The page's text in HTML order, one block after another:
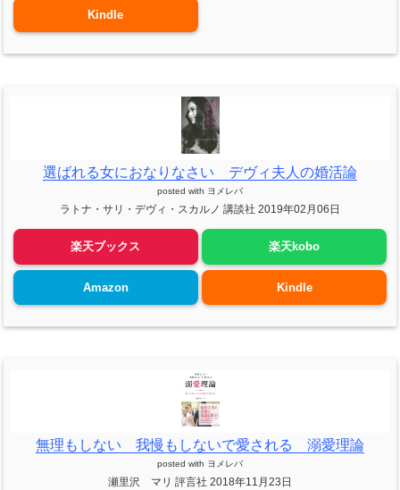
Kindle
選ばれる女におなりなさい デヴィ夫人の婚活論
posted with ヨメレバ
ラトナ・サリ・デヴィ・スカルノ 講談社 2019年02月06日
楽天ブックス 楽天kobo
Amazon Kindle
無理もしない 我慢もしないで愛される 溺愛理論
posted with ヨメレバ
瀬里沢 マリ 評言社 2018年11月23日